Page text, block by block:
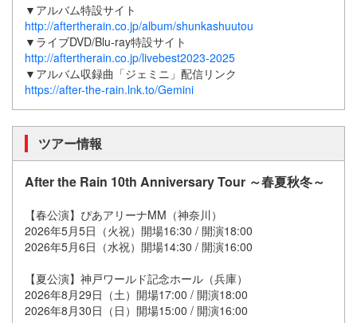
▼アルバム特設サイト
http://aftertherain.co.jp/album/shunkashuutou
▼ライブDVD/Blu-ray特設サイト
http://aftertherain.co.jp/livebest2023-2025
▼アルバム収録曲「ジェミニ」配信リンク
https://after-the-rain.lnk.to/Gemini
ツアー情報
After the Rain 10th Anniversary Tour ～春夏秋冬～
【春公演】ぴあアリーナMM（神奈川）
2026年5月5日（火祝）開場16:30 / 開演18:00
2026年5月6日（水祝）開場14:30 / 開演16:00
【夏公演】神戸ワールド記念ホール（兵庫）
2026年8月29日（土）開場17:00 / 開演18:00
2026年8月30日（日）開場15:00 / 開演16:00